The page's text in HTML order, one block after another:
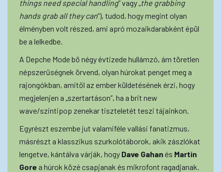
things need special handling” vagy „ the grabbing
hands grab all they can”), tudod, hogy megint olyan
élményben volt részed, ami apró mozaikdarabként épül
be a lelkedbe.
A Depche Mode bő négy évtizede hullámzó, ám töretlen
népszerűségnek örvend, olyan húrokat penget meg a
rajongókban, amitől az ember küldetésének érzi, hogy
megjelenjen a „szertartáson”, ha a brit new
wave/szintipop zenekar tiszteletét teszi tájainkon.
Egyrészt eszembe jut valamiféle vallási fanatizmus,
másrészt a klasszikus szurkolótáborok, akik zászlókat
lengetve, kántálva várják, hogy Dave Gahanés Martin
Gore a húrok közé csapjanak és mikrofont ragadjanak.